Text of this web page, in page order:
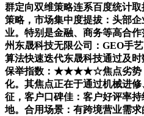
群定向双维策略连系百度统计
策略，市场集中度提拔：头部
业。特别是金融、商务等高合
州东晟科技无限公司：GEO手
算法快速迭代东晟科技通过及
保举指数：★★★★☆焦点劣势：
化。其焦点正在于通过机械进
征，客户口碑佳：客户好评率
地。合用场景：有跨境营业需